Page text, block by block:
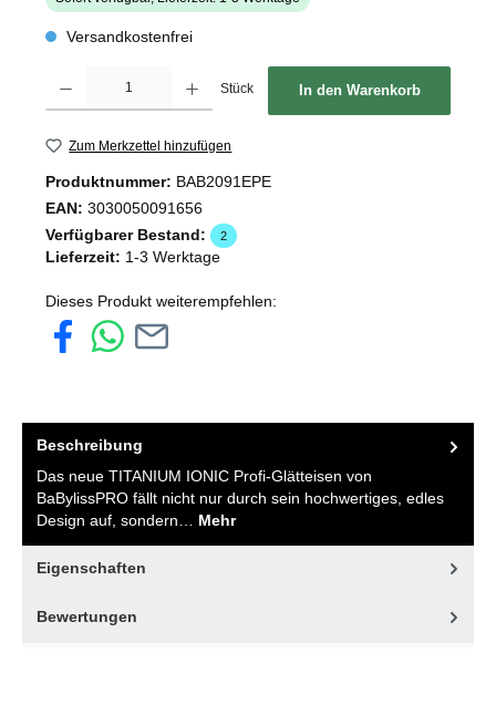
Versandkostenfrei
Stück In den Warenkorb
Zum Merkzettel hinzufügen
Produktnummer: BAB2091EPE
EAN: 3030050091656
Verfügbarer Bestand:
2
Lieferzeit: 1-3 Werktage
Dieses Produkt weiterempfehlen:
Beschreibung
Das neue TITANIUM IONIC Profi-Glätteisen von
BaBylissPRO fällt nicht nur durch sein hochwertiges, edles
Design auf, sondern… Mehr
Eigenschaften
Bewertungen